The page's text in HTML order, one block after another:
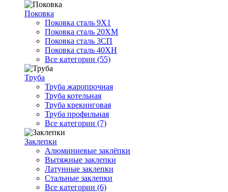
Поковка
Поковка сталь 9Х1
Поковка сталь 20ХМ
Поковка сталь 3СП
Поковка сталь 40ХН
Все категории (55)
Труба
Труба жаропрочная
Труба котельная
Труба крекинговая
Труба профильная
Все категории (7)
Заклепки
Алюминиевые заклёпки
Вытяжные заклепки
Латунные заклепки
Стальные заклепки
Все категории (6)